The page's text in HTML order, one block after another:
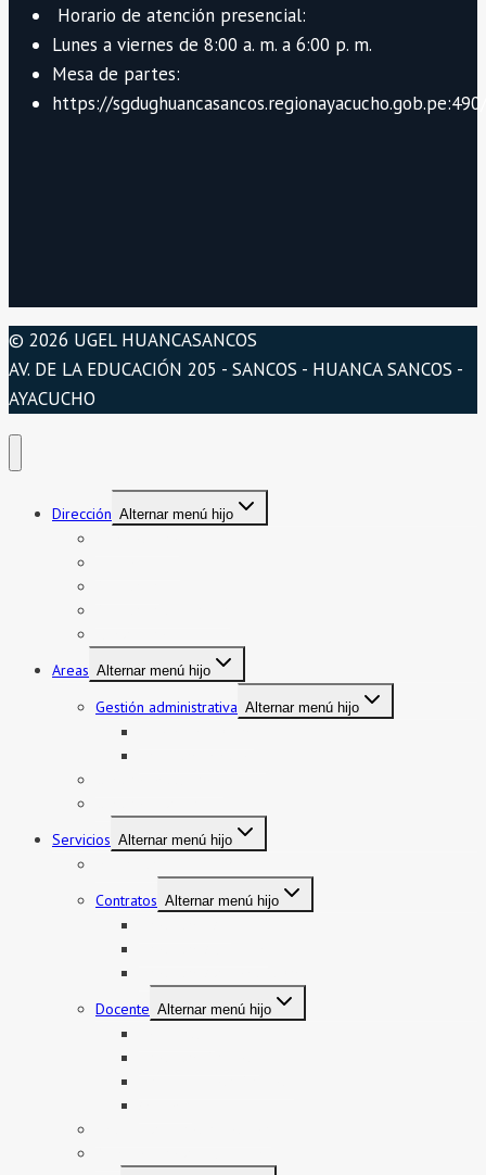
Horario de atención presencial:
Lunes a viernes de 8:00 a. m. a 6:00 p. m.
Mesa de partes:
https://
© 2026 UGEL HUANCASANCOS
AV. DE LA EDUCACIÓN 205 - SANCOS - HUANCA SANCOS -
AYACUCHO
Dirección Alternar menú hijo
Areas Alternar menú hijo
Gestión administrativa Alternar menú hijo
Servicios Alternar menú hijo
Contratos Alternar menú hijo
Docente Alternar menú hijo